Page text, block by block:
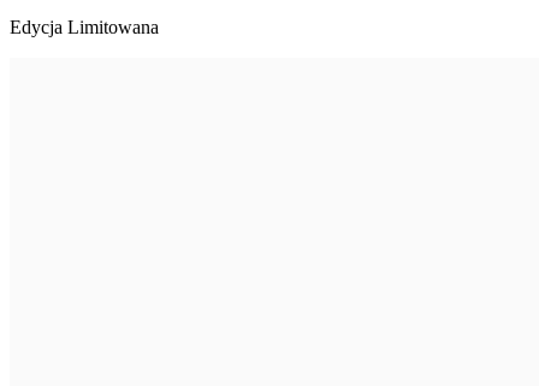
Edycja Limitowana